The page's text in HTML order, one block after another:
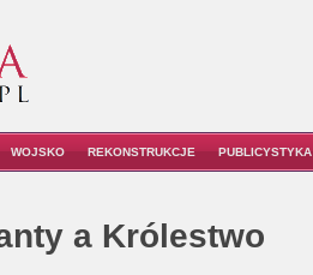
WOJSKO REKONSTRUKCJE PUBLICYSTYKA
a Królestwo